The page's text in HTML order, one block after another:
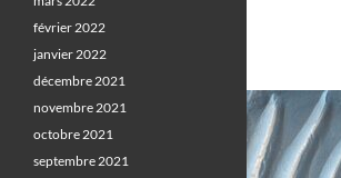
février 2022
janvier 2022
décembre 2021
novembre 2021
octobre 2021
septembre 2021